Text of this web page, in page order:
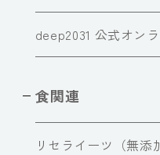
deep2031 公式オン
食関連
リセライーツ（無添